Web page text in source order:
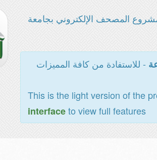
المصحف الإلكتروني بجامعة
- للاستفادة من كافة المميزات
This is the light version of the
interfaceto view full features